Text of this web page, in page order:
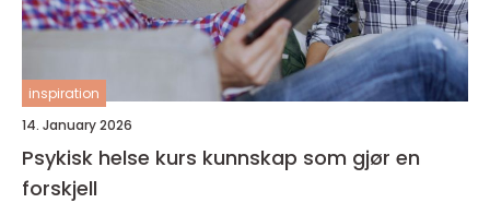
inspiration
14. January 2026
Psykisk helse kurs kunnskap som gjør en
forskjell